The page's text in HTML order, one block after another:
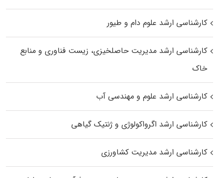
کارشناسی ارشد علوم دام و طیور
کارشناسی ارشد مدیریت حاصلخیزی، زیست فناوری و منابع
خاک
کارشناسی ارشد علوم و مهندسی آب
کارشناسی ارشد اگرواکولوژی و ژنتیک گیاهی
کارشناسی ارشد مدیریت کشاورزی